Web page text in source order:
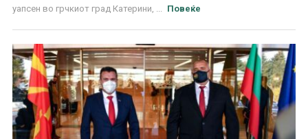
уапсен во грчкиот град Катерини, ...
Повеќе